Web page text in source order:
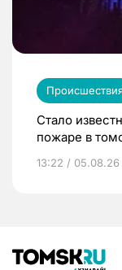
Стало
пожаре в
13:22 / 05.08.26